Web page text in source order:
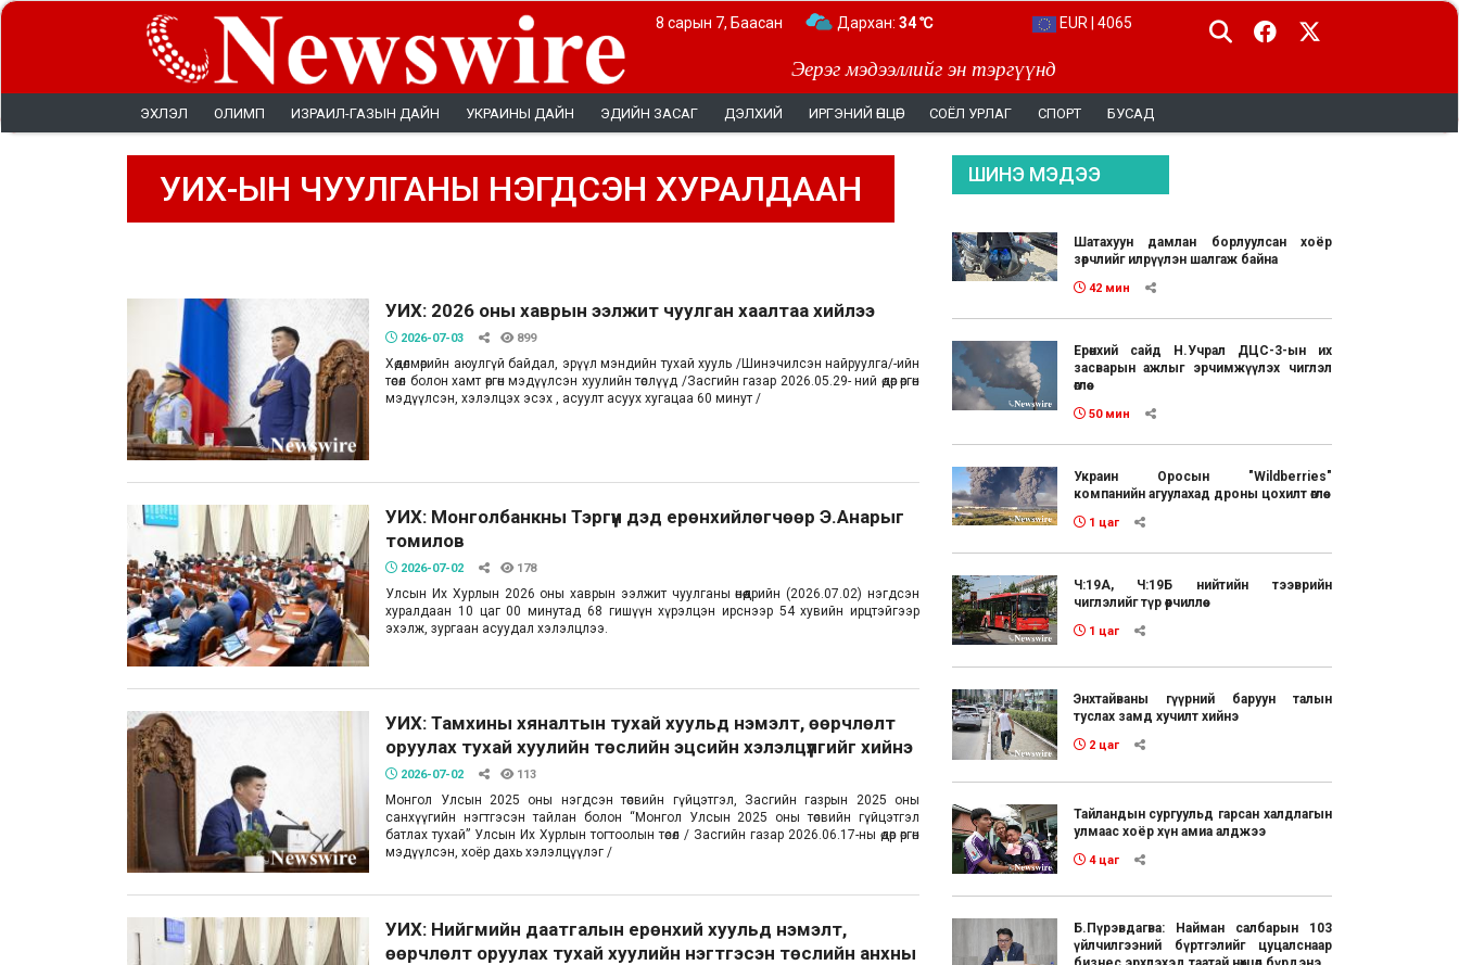
Эерэг мэдээллийг эн тэргүүнд
8 сарын 7, Баасан Дархан: 34 ℃ EUR | 4065
ЭХЛЭЛ ОЛИМП ИЗРАИЛ-ГАЗЫН ДАЙН УКРАИНЫ ДАЙН ЭДИЙН ЗАСАГ ДЭЛХИЙ ИРГЭНИЙ ӨНЦӨГ СОЁЛ УРЛАГ СПОРТ БУСАД
УИХ-ЫН ЧУУЛГАНЫ НЭГДСЭН ХУРАЛДААН
УИХ: 2026 оны хаврын ээлжит чуулган хаалтаа хийлээ
2026-07-03 899
Хөдөлмөрийн аюулгүй байдал, эрүүл мэндийн тухай хууль /Шинэчилсэн найруулга/-ийн
төсөл болон хамт өргөн мэдүүлсэн хуулийн төслүүд /Засгийн газар 2026.05.29- ний өдөр өргөн
мэдүүлсэн, хэлэлцэх эсэх , асуулт асуух хугацаа 60 минут /
УИХ: Монголбанкны Тэргүүн дэд ерөнхийлөгчөөр Э.Анарыг
томилов
2026-07-02 178
Улсын Их Хурлын 2026 оны хаврын ээлжит чуулганы өнөөдрийн (2026.07.02) нэгдсэн
хуралдаан 10 цаг 00 минутад 68 гишүүн хүрэлцэн ирснээр 54 хувийн ирцтэйгээр
эхэлж, зургаан асуудал хэлэлцлээ.
УИХ: Тамхины хяналтын тухай хуульд нэмэлт, өөрчлөлт
оруулах тухай хуулийн төслийн эцсийн хэлэлцүүлгийг хийнэ
2026-07-02 113
Монгол Улсын 2025 оны нэгдсэн төсвийн гүйцэтгэл, Засгийн газрын 2025 оны
санхүүгийн нэгтгэсэн тайлан болон “Монгол Улсын 2025 оны төсвийн гүйцэтгэл
батлах тухай” Улсын Их Хурлын тогтоолын төсөл / Засгийн газар 2026.06.17-ны өдөр өргөн
мэдүүлсэн, хоёр дахь хэлэлцүүлэг /
УИХ: Нийгмийн даатгалын ерөнхий хуульд нэмэлт,
өөрчлөлт оруулах тухай хуулийн нэгтгэсэн төслийн анхны
ШИНЭ МЭДЭЭ
Шатахуун дамлан борлуулсан хоёр
зөрчлийг илрүүлэн шалгаж байна
42 мин
Ерөнхий сайд Н.Учрал ДЦС-3-ын их
засварын ажлыг эрчимжүүлэх чиглэл
өглөө
50 мин
Украин Оросын "Wildberries"
компанийн агуулахад дроны цохилт өглөө
1 цаг
Ч:19А, Ч:19Б нийтийн тээврийн
чиглэлийг түр өөрчиллөө
1 цаг
Энхтайваны гүүрний баруун талын
туслах замд хучилт хийнэ
2 цаг
Тайландын сургуульд гарсан халдлагын
улмаас хоёр хүн амиа алджээ
4 цаг
Б.Пүрэвдагва: Найман салбарын 103
үйлчилгээний бүртгэлийг цуцалснаар